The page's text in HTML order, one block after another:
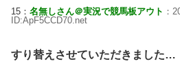
15： 名無しさん＠実況で競馬板アウト ：
ID:ApF5CCD70.net
すり替えさせていただきました…